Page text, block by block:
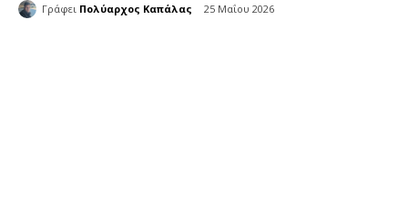
Γράφει Πολύαρχος Καπάλας 25 Μαΐου 2026